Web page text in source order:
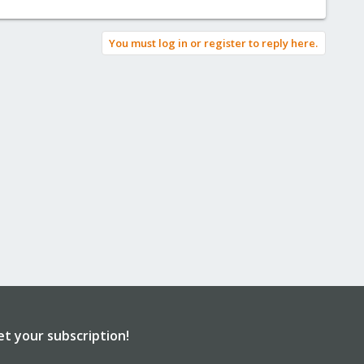
You must log in or register to reply here.
your subscription!